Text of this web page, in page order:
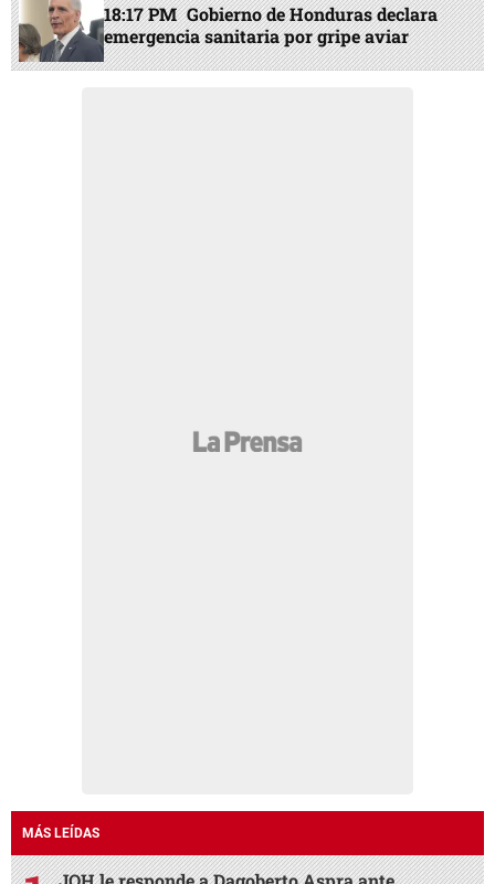
18:17 PM Gobierno de Honduras declara
emergencia sanitaria por gripe aviar
MÁS LEÍDAS